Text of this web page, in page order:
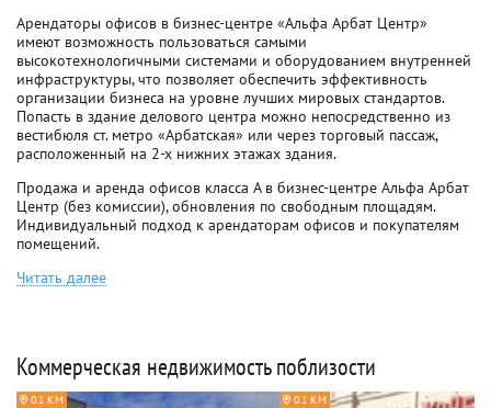
Арендаторы офисов в бизнес-центре «Альфа Арбат Центр»
имеют возможность пользоваться самыми
высокотехнологичными системами и оборудованием внутренней
инфраструктуры, что позволяет обеспечить эффективность
организации бизнеса на уровне лучших мировых стандартов.
Попасть в здание делового центра можно непосредственно из
вестибюля ст. метро «Арбатская» или через торговый пассаж,
расположенный на 2-х нижних этажах здания.
Продажа и аренда офисов класса A в бизнес-центре Альфа Арбат
Центр (без комиссии), обновления по свободным площадям.
Индивидуальный подход к арендаторам офисов и покупателям
помещений.
Читать далее
Коммерческая недвижимость поблизости
0.1 КМ 0.1 КМ